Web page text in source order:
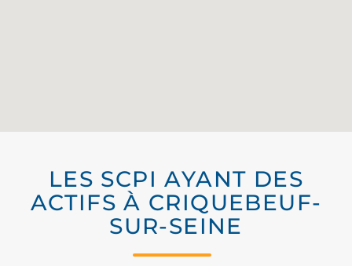
LES SCPI AYANT DES
ACTIFS À CRIQUEBEUF-
SUR-SEINE